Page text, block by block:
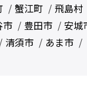
蟹江町 飛島村
市 豊田市 安城
清須市 あま市